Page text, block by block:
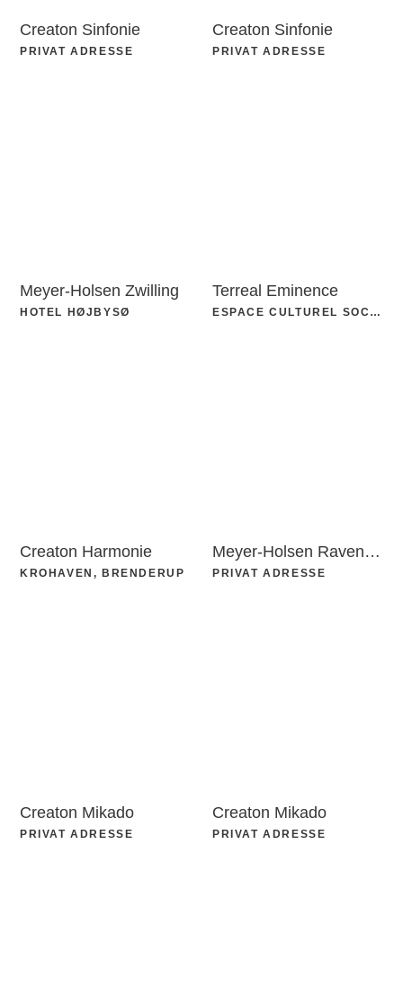
Creaton Sinfonie
PRIVAT ADRESSE
Creaton Sinfonie
PRIVAT ADRESSE
Meyer-Holsen Zwilling
HOTEL HØJBYSØ
Terreal Eminence
ESPACE CULTUREL SOCIAL GONZAGUE SAINT BRIS CABOURG
Creaton Harmonie
KROHAVEN, BRENDERUP
Meyer-Holsen Ravensberger Light
PRIVAT ADRESSE
Creaton Mikado
PRIVAT ADRESSE
Creaton Mikado
PRIVAT ADRESSE